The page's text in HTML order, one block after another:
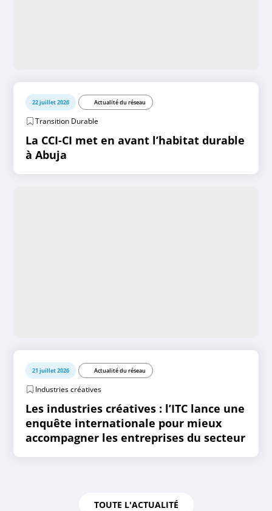
22 juillet 2026 Actualité du réseau
Transition Durable
La CCI-CI met en avant l’habitat durable
à Abuja
21 juillet 2026 Actualité du réseau
Industries créatives
Les industries créatives : l’ITC lance une
enquête internationale pour mieux
accompagner les entreprises du secteur
TOUTE L'ACTUALITÉ